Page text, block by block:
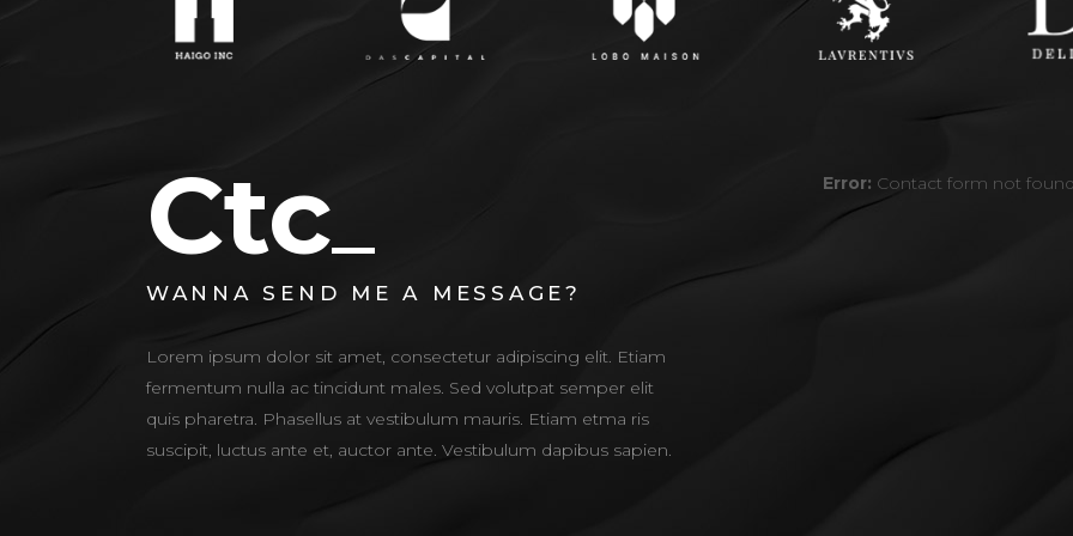
Ctc
WANNA SEND ME A MESSAGE?
Lorem ipsum dolor sit amet, consectetur adipiscing elit. Etiam
fermentum nulla ac tincidunt males. Sed volutpat semper elit
quis pharetra. Phasellus at vestibulum mauris. Etiam etma ris
suscipit, luctus ante et, auctor ante. Vestibulum dapibus sapien.
Error: Contact form not